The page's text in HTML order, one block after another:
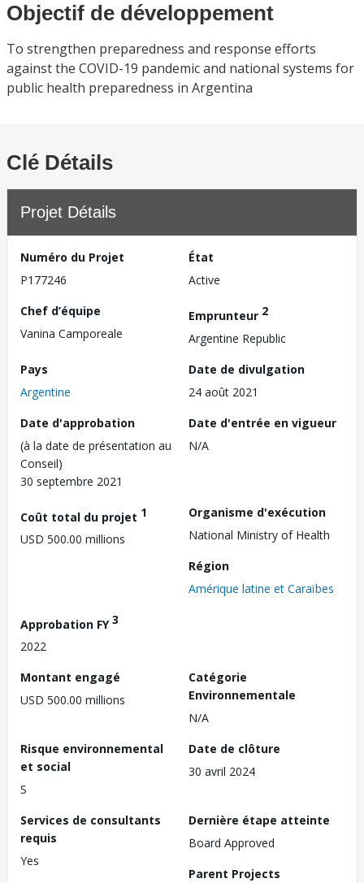
Objectif de développement
To strengthen preparedness and response efforts
against the COVID-19 pandemic and national systems for
public health preparedness in Argentina
Clé Détails
Projet Détails
Numéro du Projet
P177246
État
Active
Chef d’équipe
Vanina Camporeale
Emprunteur 2
Argentine Republic
Pays
Argentine
Date de divulgation
24 août 2021
Date d'approbation
(à la date de présentation au
Conseil)
30 septembre 2021
Date d'entrée en vigueur
N/A
Coût total du projet 1
USD 500.00 millions
Organisme d'exécution
National Ministry of Health
Région
Amérique latine et Caraïbes
Approbation FY3
2022
Montant engagé
USD 500.00 millions
Catégorie
Environnementale
N/A
Risque environnemental
et social
S
Date de clôture
30 avril 2024
Services de consultants
requis
Yes
Dernière étape atteinte
Board Approved
Parent Projects